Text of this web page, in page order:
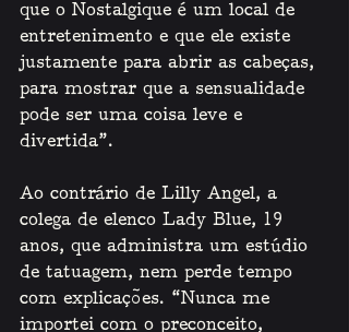
que o Nostalgique é um local de
entretenimento e que ele existe
justamente para abrir as cabeças,
para mostrar que a sensualidade
pode ser uma coisa leve e
divertida”.
Ao contrário de Lilly Angel, a
colega de elenco Lady Blue, 19
anos, que administra um estúdio
de tatuagem, nem perde tempo
com explicações. “Nunca me
importei com o preconceito,